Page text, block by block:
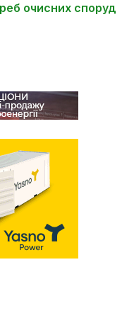
очисних споруд